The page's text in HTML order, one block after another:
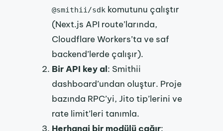
@smithii/sdk komutunu çalıştır
(Next.js API route’larında,
Cloudflare Workers’ta ve saf
backend’lerde çalışır).
Bir API key al: Smithii
dashboard’undan oluştur. Proje
bazında RPC’yi, Jito tip’lerini ve
rate limit’leri tanımla.
Herhangi bir modülü çağır: